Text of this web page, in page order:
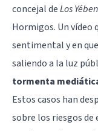
concejal deLos
Hormigos. Un vídeo
sentimental y en
saliendo a la luz
tormenta
Estos casos han
sobre los riesgos